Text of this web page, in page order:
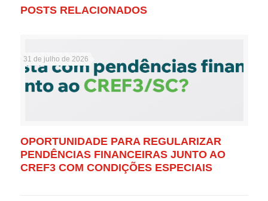
POSTS RELACIONADOS
31 de julho de 2026
OPORTUNIDADE PARA REGULARIZAR
PENDÊNCIAS FINANCEIRAS JUNTO AO
CREF3 COM CONDIÇÕES ESPECIAIS